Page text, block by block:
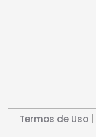
Termos de Uso |